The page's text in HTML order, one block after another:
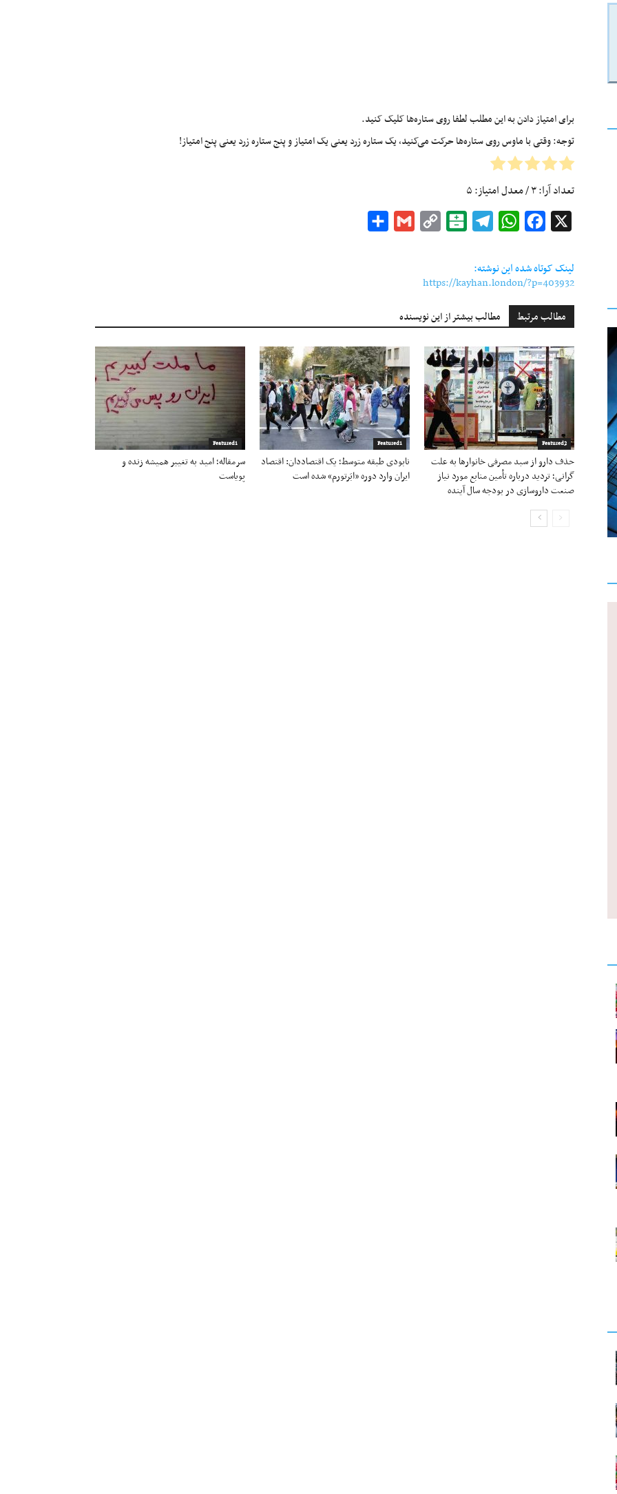
برای امتیاز دادن به این مطلب لطفا روی ستاره‌ها کلیک کنید.
توجه: وقتی با ماوس روی ستاره‌ها حرکت می‌کنید، یک ستاره زرد یعنی یک امتیاز و پنج ستاره زرد یعنی پنج امتیاز!
تعداد آرا:۳/ معدل امتیاز:۵
Facebook
WhatsApp
Telegram
Balatarin
Copy
Gmail
لینک کوتاه شده این نوشته:
https://kayhan.london/?p=403932
مطالب مرتبط مطالب بیشتر از این نویسنده
Featured1
سرمقاله؛ امید به تغییر همیشه زنده و
پویاست
Featured1
نابودی طبقه متوسط؛ یک اقتصاددان: اقتصاد
ایران وارد دوره «ابَرتورم» شده‌ است
Featured2
حذف دارو از سبد مصرفی خانوارها به‌ علت
گرانی؛ تردید درباره تأمین منابع مورد نیاز
صنعت داروسازی در بودجه سال آینده